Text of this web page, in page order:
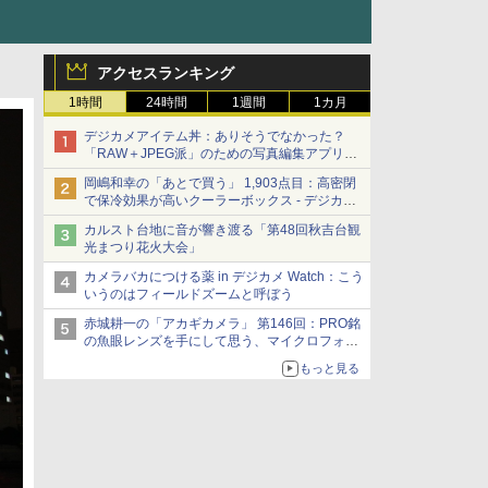
アクセスランキング
1時間 24時間 1週間 1カ月
デジカメアイテム丼：ありそうでなかった？
「RAW＋JPEG派」のための写真編集アプリ
カメラデフォルトのJPEGを大切にする
「Filmator」
岡嶋和幸の「あとで買う」 1,903点目：高密閉
で保冷効果が高いクーラーボックス - デジカメ
Watch
カルスト台地に音が響き渡る「第48回秋吉台観
光まつり花火大会」
カメラバカにつける薬 in デジカメ Watch：こう
いうのはフィールドズームと呼ぼう
赤城耕一の「アカギカメラ」 第146回：PRO銘
の魚眼レンズを手にして思う、マイクロフォー
もっと見る